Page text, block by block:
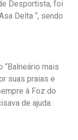
Desportista, foi
Delta “, sendo
“Balneário mais
suas praias e
à Foz do
de ajuda.